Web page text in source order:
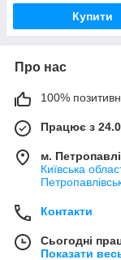
Купити
Про нас
100%
Працює з
м.
Київська
Контакти
Сьогодні
Показати